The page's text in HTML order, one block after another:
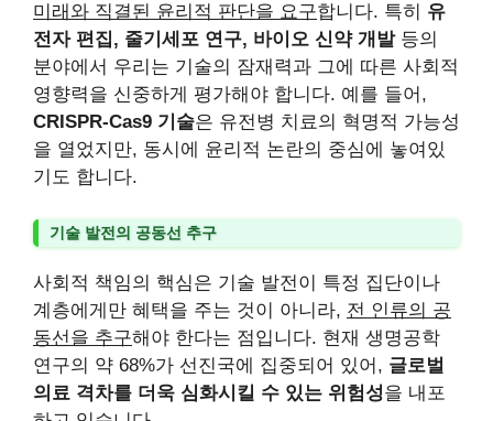
미래와 직결된 윤리적 판단을 요구합니다. 특히 유
전자 편집, 줄기세포 연구, 바이오 신약 개발등의
분야에서 우리는 기술의 잠재력과 그에 따른 사회적
영향력을 신중하게 평가해야 합니다. 예를 들어,
CRISPR-Cas9 기술은 유전병 치료의 혁명적 가능성
을 열었지만, 동시에 윤리적 논란의 중심에 놓여있
기도 합니다.
기술 발전의 공동선 추구
사회적 책임의 핵심은 기술 발전이 특정 집단이나
계층에게만 혜택을 주는 것이 아니라, 전 인류의 공
동선을 추구해야 한다는 점입니다. 현재 생명공학
연구의 약 68%가 선진국에 집중되어 있어, 글로벌
의료 격차를 더욱 심화시킬 수 있는 위험성을 내포